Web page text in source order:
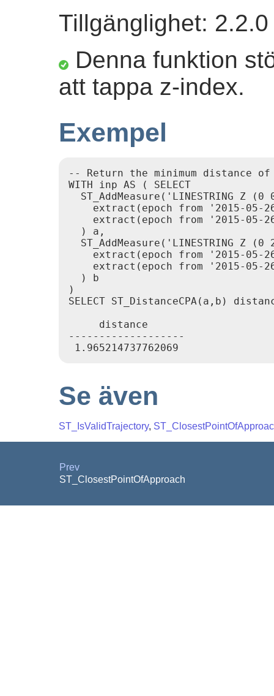
Tillgänglighet: 2.2.0
Denna funktion
att tappa z-index.
Exempel
-- Return the minimum distance of
WITH inp AS ( SELECT
ST_AddMeasure('LINESTRING Z (0
extract(epoch from '2015-05-
extract(epoch from '2015-05-
  ) a,
ST_AddMeasure('LINESTRING Z (0
extract(epoch from '2015-05-
extract(epoch from '2015-05-
  ) b
)
SELECT ST_DistanceCPA(a,b)
     distance
-------------------
Se även
ST_IsValidTrajectory,
Prev
ST_ClosestPointOfApproach